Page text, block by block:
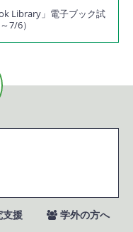
Library」電子ブック試
7/6）
支援 学外の方へ